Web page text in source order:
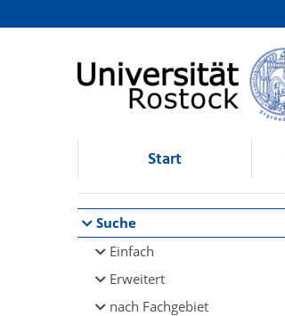
Browsen
direkt zum Inhalt
Start
Suche
Einfach
Erweitert
nach Fachgebiet